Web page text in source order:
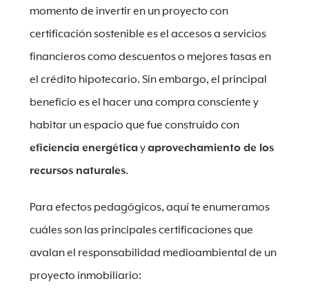
momento de invertir en un proyecto con
certificación sostenible es el accesos a servicios
financieros como descuentos o mejores tasas en
el crédito hipotecario. Sin embargo, el principal
beneficio es el hacer una compra consciente y
habitar un espacio que fue construido con
eficiencia energética yaprovechamiento de los
recursos naturales.
Para efectos pedagógicos, aquí te enumeramos
cuáles son las principales certificaciones que
avalan el responsabilidad medioambiental de un
proyecto inmobiliario: